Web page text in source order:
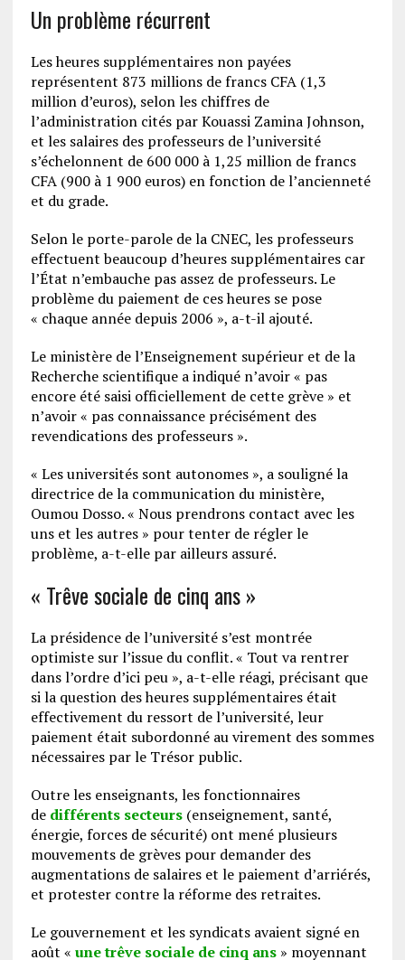
Un problème récurrent
Les heures supplémentaires non payées
représentent 873 millions de francs CFA (1,3
million d’euros), selon les chiffres de
l’administration cités par Kouassi Zamina Johnson,
et les salaires des professeurs de l’université
s’échelonnent de 600 000 à 1,25 million de francs
CFA (900 à 1 900 euros) en fonction de l’ancienneté
et du grade.
Selon le porte-parole de la CNEC, les professeurs
effectuent beaucoup d’heures supplémentaires car
l’État n’embauche pas assez de professeurs. Le
problème du paiement de ces heures se pose
« chaque année depuis 2006 », a-t-il ajouté.
Le ministère de l’Enseignement supérieur et de la
Recherche scientifique a indiqué n’avoir « pas
encore été saisi officiellement de cette grève » et
n’avoir « pas connaissance précisément des
revendications des professeurs ».
« Les universités sont autonomes », a souligné la
directrice de la communication du ministère,
Oumou Dosso. « Nous prendrons contact avec les
uns et les autres » pour tenter de régler le
problème, a-t-elle par ailleurs assuré.
« Trêve sociale de cinq ans »
La présidence de l’université s’est montrée
optimiste sur l’issue du conflit. « Tout va rentrer
dans l’ordre d’ici peu », a-t-elle réagi, précisant que
si la question des heures supplémentaires était
effectivement du ressort de l’université, leur
paiement était subordonné au virement des sommes
nécessaires par le Trésor public.
Outre les enseignants, les fonctionnaires
de différents secteurs(enseignement, santé,
énergie, forces de sécurité) ont mené plusieurs
mouvements de grèves pour demander des
augmentations de salaires et le paiement d’arriérés,
et protester contre la réforme des retraites.
Le gouvernement et les syndicats avaient signé en
août « une trêve sociale de cinq ans» moyennant